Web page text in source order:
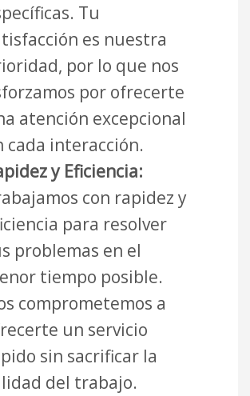
Tu
es nuestra
por lo que nos
por ofrecerte
atención excepcional
cada interacción.
y Eficiencia:
con rapidez y
para resolver
problemas en el
tiempo posible.
comprometemos a
un servicio
sin sacrificar la
del trabajo.